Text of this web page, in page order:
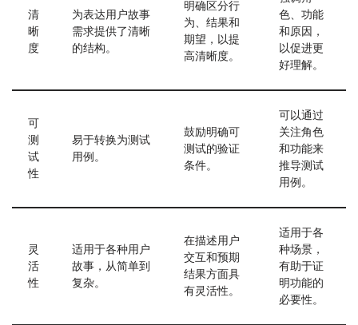
清
晰
度
为表达用户故事
需求提供了清晰
的结构。
明确区分行
为、结果和
期望，以提
高清晰度。
色、功能
和原因，
以促进更
好理解。
可
测
试
性
易于转换为测试
用例。
鼓励明确可
测试的验证
条件。
可以通过
关注角色
和功能来
推导测试
用例。
灵
活
性
适用于各种用户
故事，从简单到
复杂。
在描述用户
交互和预期
结果方面具
有灵活性。
适用于各
种场景，
有助于证
明功能的
必要性。